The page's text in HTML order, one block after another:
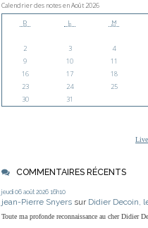
Calendrier des notes en Août 2026
D L M
2
3 4
9
10 11
16
17 18
23
24 25
30
31
COMMENTAIRES RÉCENTS
jeudi 06 août 2026 16h10
jean-Pierre Snyers sur Didier Decoin,
Toute ma profonde reconnaissance au cher Didier